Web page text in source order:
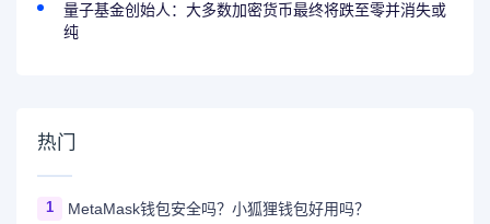
量子基金创始人：大多数加密货币最终将跌至零并消失或
纯
热门
1 MetaMask钱包安全吗？小狐狸钱包好用吗？